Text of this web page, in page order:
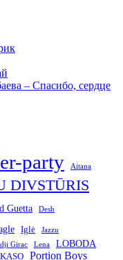
– Спасибо, сердце
party Aitana
DIVSTŪRIS
Guetta Desh
Iglė Jazzu
Girac Lena LOBODA
Portion Boys